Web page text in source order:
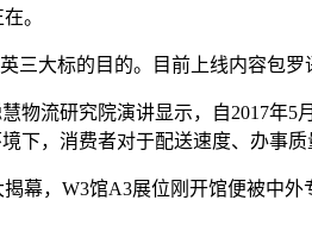
。
大标的目的。目前上线内容包罗
流研究院演讲显示，自2017年5
下，消费者对于配送速度、办事质
幕，W3馆A3展位刚开馆便被中